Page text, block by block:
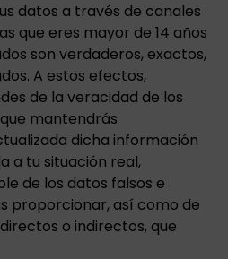
datos a través de canales
que eres mayor de 14 años
son verdaderos, exactos,
A estos efectos,
de la veracidad de los
mantendrás
dicha información
a tu situación real,
de los datos falsos e
proporcionar, así como de
o indirectos, que